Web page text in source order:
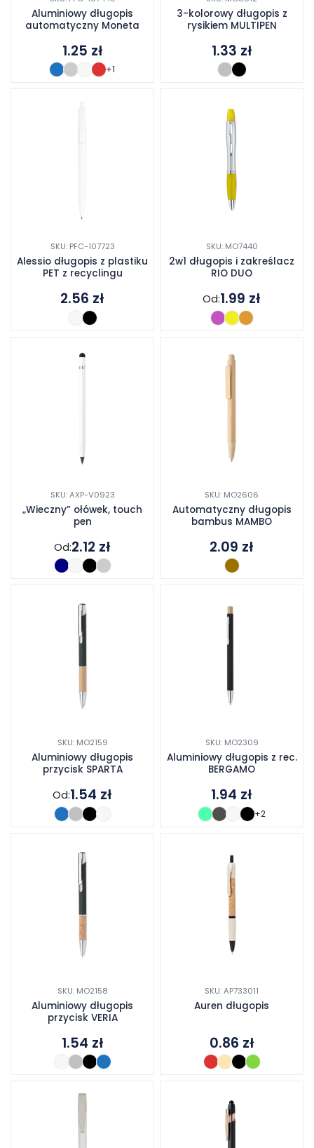
Aluminiowy długopis
automatyczny Moneta
1.25 zł
+1
3-kolorowy długopis z
rysikiem MULTIPEN
1.33 zł
SKU: PFC-107723
Alessio długopis z plastiku
PET z recyclingu
2.56 zł
SKU: MO7440
2w1 długopis i zakreślacz
RIO DUO
Od:1.99 zł
SKU: AXP-V0923
„Wieczny” ołówek, touch
pen
Od:2.12 zł
SKU: MO2606
Automatyczny długopis
bambus MAMBO
2.09 zł
SKU: MO2159
Aluminiowy długopis
przycisk SPARTA
Od:1.54 zł
SKU: MO2309
Aluminiowy długopis z rec.
BERGAMO
1.94 zł
+2
SKU: MO2158
Aluminiowy długopis
przycisk VERIA
1.54 zł
SKU: AP733011
Auren długopis
0.86 zł